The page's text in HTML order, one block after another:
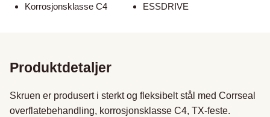
Korrosjonsklasse C4
ESSDRIVE
Produktdetaljer
Skruen er produsert i sterkt og fleksibelt stål med Corrseal
overflatebehandling, korrosjonsklasse C4, TX-feste.